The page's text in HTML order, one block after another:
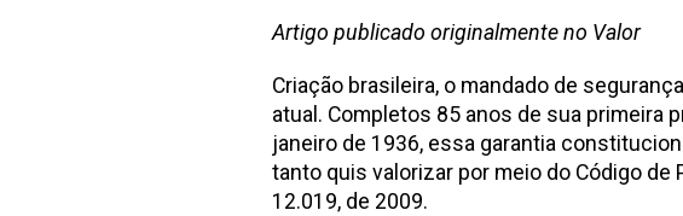
Artigo publicado originalmente no Valor
Criação brasileira, o mandado de
atual. Completos 85 anos de sua primeira
janeiro de 1936, essa garantia
tanto quis valorizar por meio do Código de
12.019, de 2009.